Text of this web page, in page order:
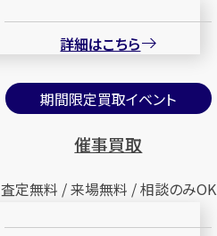
詳細はこちら
期間限定買取イベント
催事買取
査定無料 / 来場無料 / 相談のみOK